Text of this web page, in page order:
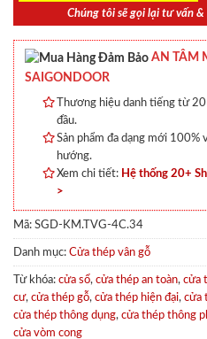
Chúng tôi sẽ gọi lại tư vấn
AN TÂM
SAIGONDOOR
Thương hiệu danh tiếng từ
đầu.
Sản phẩm đa dạng mới 100%
hướng.
Xem chi tiết: Hệ thống 20+
>
Mã: SGD-KM.TVG-4C.34
Danh mục: Cửa thép vân gỗ
Từ khóa: cửa sổ, cửa thép an toàn, cửa
cư, cửa thép gỗ, cửa thép hiện đại, cửa
cửa thép thông dụng, cửa thép thông
cửa vòm cong